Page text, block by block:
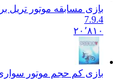
بازی مسابقه موتور تریل برای
۲۰٬۸۱۰
بازی کم حجم موتور سواری